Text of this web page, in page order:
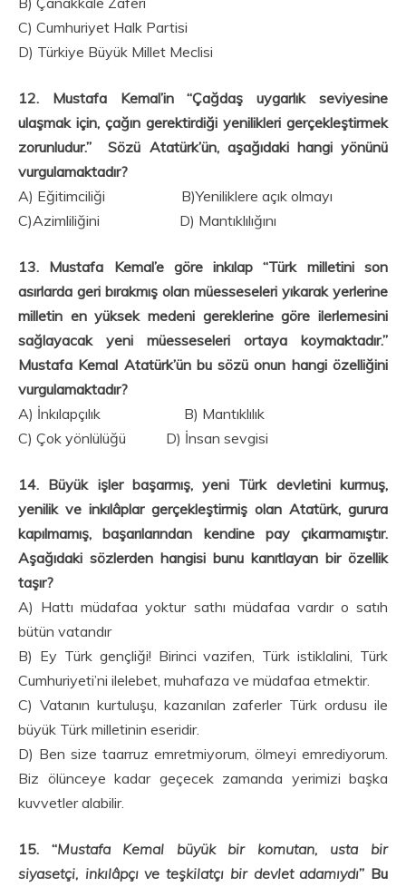
C) Cumhuriyet Halk Partisi
D) Türkiye Büyük Millet Meclisi
12. Mustafa Kemal’in “Çağdaş uygarlık seviyesine
ulaşmak için, çağın gerektirdiği yenilikleri gerçekleştirmek
zorunludur.” Sözü Atatürk’ün, aşağıdaki hangi yönünü
vurgulamaktadır?
A) Eğitimciliği B)Yeniliklere açık olmayı
C)Azimliliğini D) Mantıklılığını
13. Mustafa Kemal’e göre inkılap “Türk milletini son
asırlarda geri bırakmış olan müesseseleri yıkarak yerlerine
milletin en yüksek medeni gereklerine göre ilerlemesini
sağlayacak yeni müesseseleri ortaya koymaktadır.”
Mustafa Kemal Atatürk’ün bu sözü onun hangi özelliğini
vurgulamaktadır?
A) İnkılapçılık B) Mantıklılık
C) Çok yönlülüğü D) İnsan sevgisi
14. Büyük işler başarmış, yeni Türk devletini kurmuş,
yenilik ve inkılâplar gerçekleştirmiş olan Atatürk, gurura
kapılmamış, başarılarından kendine pay çıkarmamıştır.
Aşağıdaki sözlerden hangisi bunu kanıtlayan bir özellik
taşır?
A) Hattı müdafaa yoktur sathı müdafaa vardır o satıh
bütün vatandır
B) Ey Türk gençliği! Birinci vazifen, Türk istiklalini, Türk
Cumhuriyeti’ni ilelebet, muhafaza ve müdafaa etmektir.
C) Vatanın kurtuluşu, kazanılan zaferler Türk ordusu ile
büyük Türk milletinin eseridir.
D) Ben size taarruz emretmiyorum, ölmeyi emrediyorum.
Biz ölünceye kadar geçecek zamanda yerimizi başka
kuvvetler alabilir.
15. “Mustafa Kemal büyük bir komutan, usta bir
siyasetçi, inkılâpçı ve teşkilatçı bir devlet adamıydı” Bu